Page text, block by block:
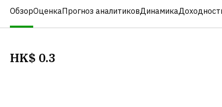
ОбзорОценкаПрогноз аналитиковДинамика
HK$ 0.3